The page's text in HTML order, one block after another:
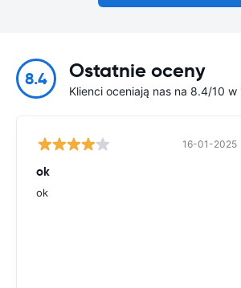
8.4 Ostatnie oceny
Klienci oceniają nas na 8.4/10
16-01-2025
ok
ok